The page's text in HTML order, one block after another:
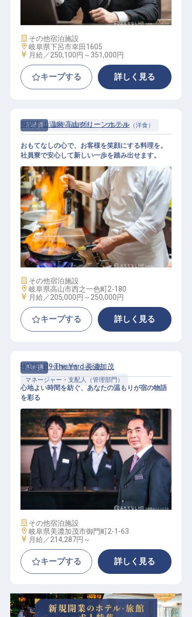
施設業態
その他宿泊施設
勤務地
岐阜県下呂市幸田1605
給与
月給／250,100円～ 351,000円
キープする 詳しく見る
正社員 調理（調理師） フレンチ（洋食）
キッチンスタッフ（洋食・ブッフェ
レストラン）
飛騨高山温泉 高山グリーンホテル
おもてなしの心で、お客様を笑顔にする料理を。
社員寮で安心して新しい一歩を踏み出せます。
施設業態
その他宿泊施設
勤務地
岐阜県高山市西之一色町2-180
給与
月給／205,000円～ 250,000円
キープする 詳しく見る
正社員
管理部門・その他
マネージャー・支配人（管理部門）
【HOTEL R9 The Yard 美濃加茂】運
営マネージャー
HOTEL R9 The Yard 美濃加茂
心地よい時間を紡ぐ、あなたの温もりが宿の物語
を彩る
施設業態
その他宿泊施設
勤務地
岐阜県美濃加茂市御門町2-1-63
給与
月給／214,287円～
キープする 詳しく見る